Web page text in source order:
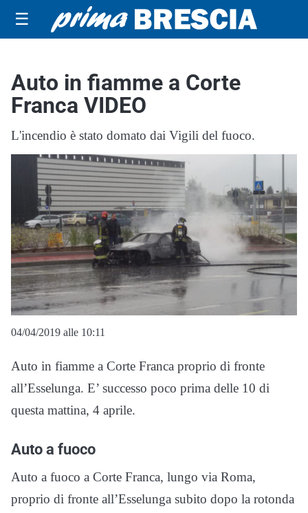
☰
Auto in fiamme a Corte
Franca VIDEO
L'incendio è stato domato dai Vigili del fuoco.
04/04/2019 alle 10:11
Auto in fiamme a Corte Franca proprio di fronte
all’Esselunga. E’ successo poco prima delle 10 di
questa mattina, 4 aprile.
Auto a fuoco
Auto a fuoco a Corte Franca, lungo via Roma,
proprio di fronte all’Esselunga subito dopo la rotonda